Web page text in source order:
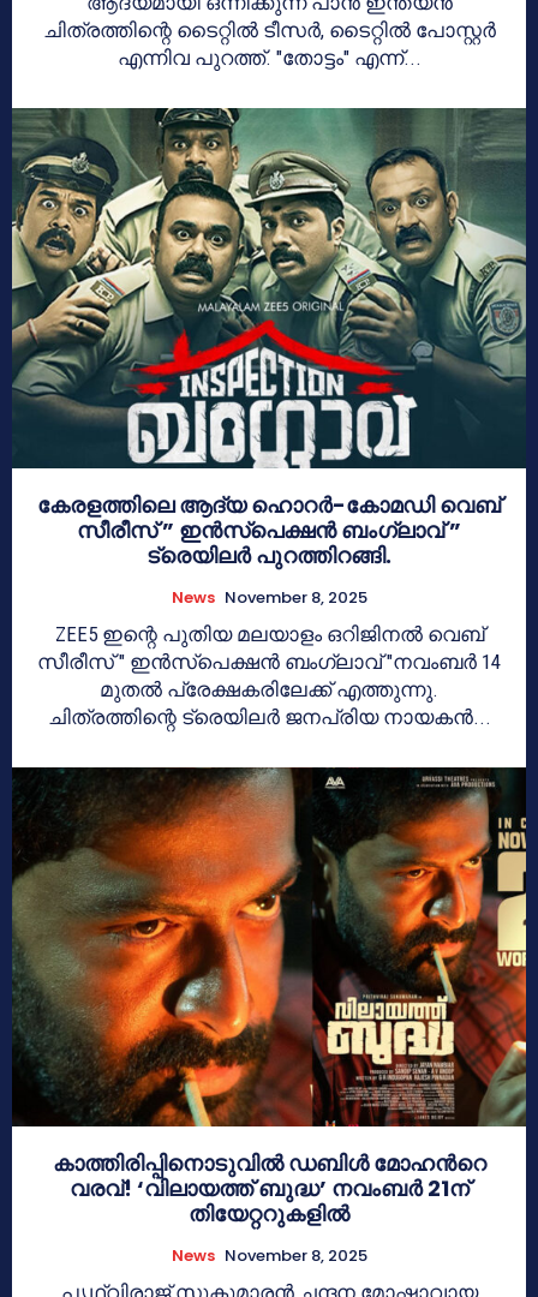
ചിത്രത്തിന്റെ ടൈറ്റിൽ ടീസർ, ടൈറ്റിൽ പോസ്റ്റർ
എന്നിവ പുറത്ത്. "തോട്ടം" എന്ന്...
കേരളത്തിലെ ആദ്യ ഹൊറർ-കോമഡി വെബ്
സീരീസ് ” ഇൻസ്പെക്ഷൻ ബംഗ്ലാവ് ”
ട്രെയിലർ പുറത്തിറങ്ങി.
News November 8, 2025
ZEE5 ഇന്റെ പുതിയ മലയാളം ഒറിജിനൽ വെബ്
സീരീസ് " ഇൻസ്പെക്ഷൻ ബംഗ്ലാവ് "നവംബർ 14
മുതൽ പ്രേക്ഷകരിലേക്ക് എത്തുന്നു.
ചിത്രത്തിന്റെ ട്രെയിലർ ജനപ്രിയ നായകൻ...
കാത്തിരിപ്പിനൊടുവിൽ ഡബിൾ മോഹന്‍റെ
വരവ്! ‘വിലായത്ത് ബുദ്ധ’ നവംബർ 21ന്
തിയേറ്ററുകളിൽ
News November 8, 2025